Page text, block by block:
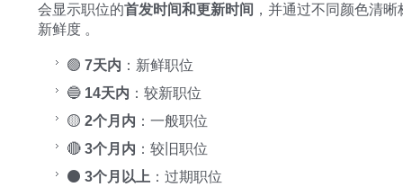
会显示职位的首发时间和更新时间 ，并通过不同颜色清
新鲜度 。
🟢 7天内 ：新鲜职位
🔵 14天内 ：较新职位
🟡 2个月内 ：一般职位
🔴 3个月内 ：较旧职位
⚫ 3个月以上 ：过期职位